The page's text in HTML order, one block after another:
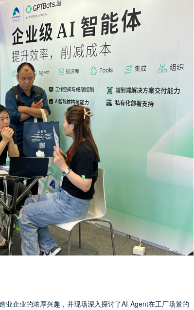
业企业的浓厚兴趣，并现场深入探讨了AI Agent在工厂场景的